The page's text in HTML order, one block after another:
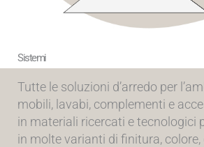
Sistemi
Tutte le soluzioni d’arredo per
mobili, lavabi, complementi e
in materiali ricercati e tecnologici
in molte varianti di finitura, colore,